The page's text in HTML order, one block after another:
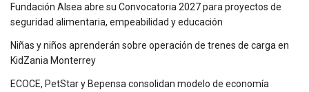
Fundación Alsea abre su Convocatoria 2027 para proyectos de
seguridad alimentaria, empeabilidad y educación
Niñas y niños aprenderán sobre operación de trenes de carga en
KidZania Monterrey
ECOCE, PetStar y Bepensa consolidan modelo de economía